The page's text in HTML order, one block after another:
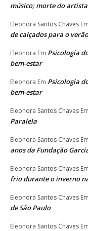
músico; morte do
Eleonora Santos Chaves Em
de calçados para o
Eleonora Em Psicologia
bem-estar
Eleonora Em Psicologia
bem-estar
Eleonora Santos Chaves Em
Paralela
Eleonora Santos Chaves Em
anos da Fundação
Eleonora Santos Chaves Em
frio durante o inverno
Eleonora Santos Chaves Em
de São Paulo
Eleonora Santos Chaves Em